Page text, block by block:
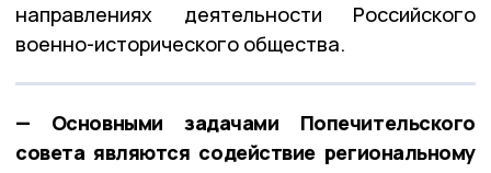
направлениях деятельности Российского
военно-исторического общества.
— Основными задачами Попечительского
совета являются содействие региональному